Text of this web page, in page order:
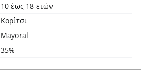
10 έως 18 ετών
Κορίτσι
Mayoral
35%